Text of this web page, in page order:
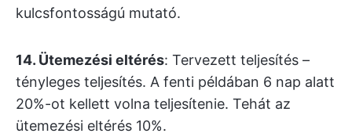
kulcsfontosságú mutató.
14. Ütemezési eltérés: Tervezett teljesítés –
tényleges teljesítés. A fenti példában 6 nap alatt
20%-ot kellett volna teljesítenie. Tehát az
ütemezési eltérés 10%.